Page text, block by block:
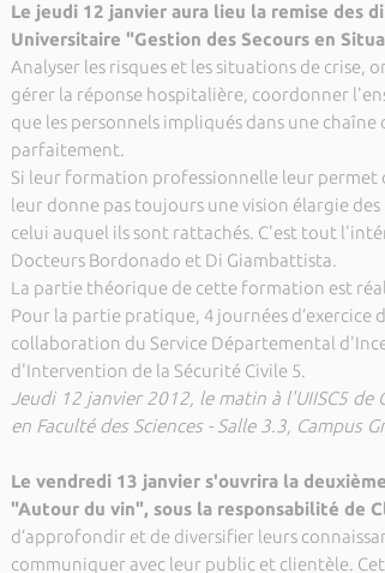
Le jeudi 12 janvier aura lieu la remise des
Universitaire "Gestion des Secours en
Analyser les risques et les situations de crise,
gérer la réponse hospitalière, coordonner
que les personnels impliqués dans une
parfaitement.
Si leur formation professionnelle leur permet
leur donne pas toujours une vision élargie
celui auquel ils sont rattachés. C'est tout
Docteurs Bordonado et Di Giambattista.
La partie théorique de cette formation est
Pour la partie pratique, 4 journées d’exercice
collaboration du Service Départemental
d'Intervention de la Sécurité Civile 5.
Jeudi 12 janvier 2012, le matin à l'UIISC5
en Faculté des Sciences - Salle 3.3, Campus
Le vendredi 13 janvier s'ouvrira la
"Autour du vin", sous la responsabilité de
d’approfondir et de diversifier leurs
communiquer avec leur public et clientèle.